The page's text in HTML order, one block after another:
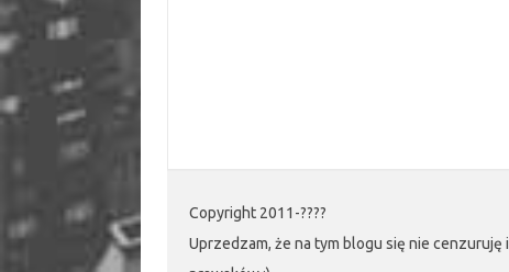
Copyright 2011-????
Uprzedzam, że na tym blogu się nie